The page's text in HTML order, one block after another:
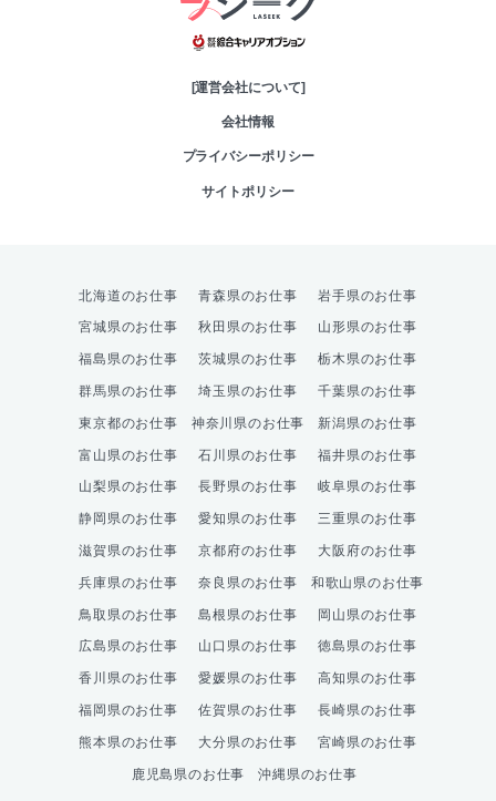
[運営会社について]
会社情報
プライバシーポリシー
サイトポリシー
北海道のお仕事 青森県のお仕事 岩手県のお仕事
宮城県のお仕事 秋田県のお仕事 山形県のお仕事
福島県のお仕事 茨城県のお仕事 栃木県のお仕事
群馬県のお仕事 埼玉県のお仕事 千葉県のお仕事
東京都のお仕事 神奈川県のお仕事 新潟県のお仕事
富山県のお仕事 石川県のお仕事 福井県のお仕事
山梨県のお仕事 長野県のお仕事 岐阜県のお仕事
静岡県のお仕事 愛知県のお仕事 三重県のお仕事
滋賀県のお仕事 京都府のお仕事 大阪府のお仕事
兵庫県のお仕事 奈良県のお仕事 和歌山県のお仕事
鳥取県のお仕事 島根県のお仕事 岡山県のお仕事
広島県のお仕事 山口県のお仕事 徳島県のお仕事
香川県のお仕事 愛媛県のお仕事 高知県のお仕事
福岡県のお仕事 佐賀県のお仕事 長崎県のお仕事
熊本県のお仕事 大分県のお仕事 宮崎県のお仕事
鹿児島県のお仕事 沖縄県のお仕事